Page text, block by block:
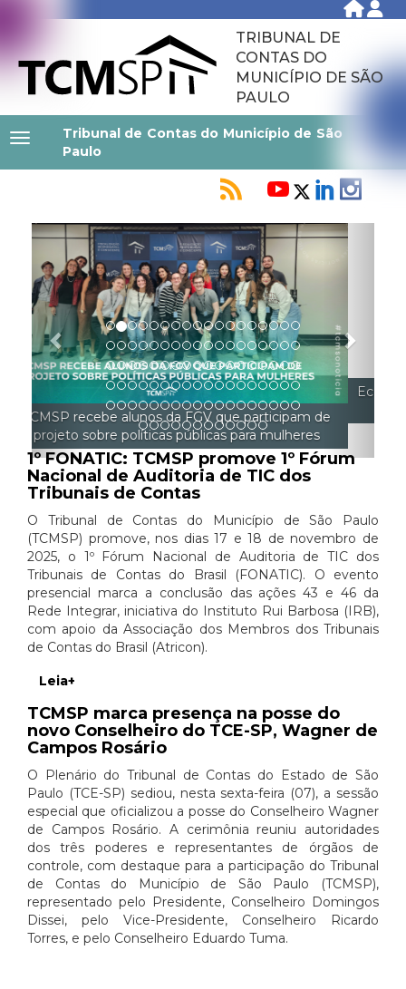
TRIBUNAL DE
CONTAS DO
MUNICÍPIO DE SÃO
PAULO
Tribunal de Contas do Município de São
Paulo
Ecos do Comportamento: Governança pessoal para
gerenciar a si mesmo
Previous Next
1º FONATIC: TCMSP promove 1º Fórum
Nacional de Auditoria de TIC dos
Tribunais de Contas
O Tribunal de Contas do Município de São Paulo
(TCMSP) promove, nos dias 17 e 18 de novembro de
2025, o 1º Fórum Nacional de Auditoria de TIC dos
Tribunais de Contas do Brasil (FONATIC). O evento
presencial marca a conclusão das ações 43 e 46 da
Rede Integrar, iniciativa do Instituto Rui Barbosa (IRB),
com apoio da Associação dos Membros dos Tribunais
de Contas do Brasil (Atricon).
Leia+
TCMSP marca presença na posse do
novo Conselheiro do TCE-SP, Wagner de
Campos Rosário
O Plenário do Tribunal de Contas do Estado de São
Paulo (TCE-SP) sediou, nesta sexta-feira (07), a sessão
especial que oficializou a posse do Conselheiro Wagner
de Campos Rosário. A cerimônia reuniu autoridades
dos três poderes e representantes de órgãos de
controle, com destaque para a participação do Tribunal
de Contas do Município de São Paulo (TCMSP),
representado pelo Presidente, Conselheiro Domingos
Dissei, pelo Vice-Presidente, Conselheiro Ricardo
Torres, e pelo Conselheiro Eduardo Tuma.